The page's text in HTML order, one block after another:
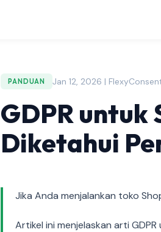
PANDUAN Jan 12, 2026 |
GDPR untuk
Diketahui
Jika Anda menjalankan toko
Artikel ini menjelaskan arti